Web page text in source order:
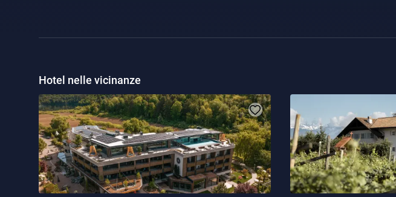
Hotel nelle vicinanze